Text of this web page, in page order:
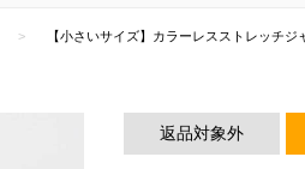
【小さいサイズ】カラーレスストレッチ
返品対象外